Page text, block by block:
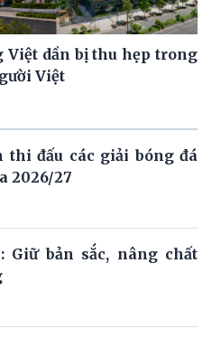
Việt dần bị thu hẹp trong
Việt
thi đấu các giải bóng đá
2026/27
Giữ bản sắc, nâng chất